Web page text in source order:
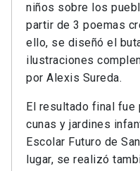
niños sobre los
partir de 3 poemas
ello, se diseñó el
ilustraciones
por Alexis Sureda.
El resultado final fue
cunas y jardines
Escolar Futuro de
lugar, se realizó